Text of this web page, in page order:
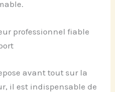
professionnel fiable
avant tout sur la
il est indispensable de